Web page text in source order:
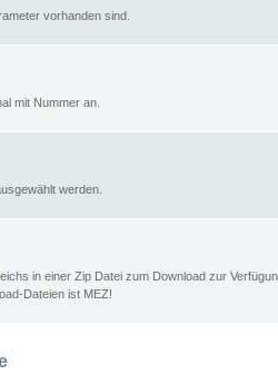
vorhanden sind.
mit Nummer an.
werden.
in einer Zip Datei zum Download zur
Dateien ist MEZ!